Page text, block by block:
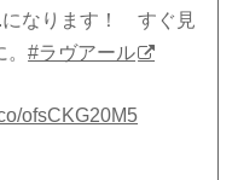
になります！ すぐ見
。#ラヴアール
ofsCKG20M5